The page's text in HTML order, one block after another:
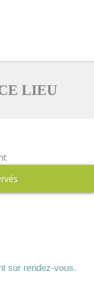
LIEU
sur rendez-vous.